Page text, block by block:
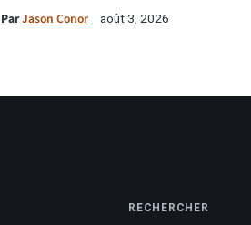
ParJason Conor août 3, 2026
RECHERCHER